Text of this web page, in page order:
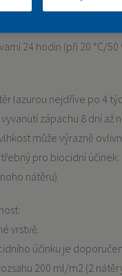
24 hodin (při 20 °C/
lazurou nejdříve po 4
zápachu 8 dní až
může výrazně
pro biocidní
nátěru).
vrstvě.
účinku je
200 ml/m2 (2